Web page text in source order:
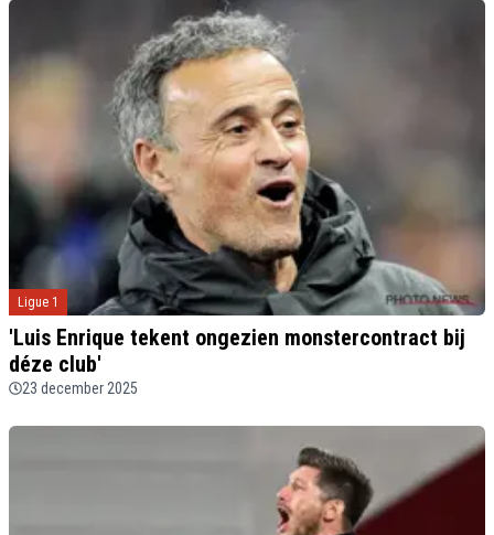
Ligue 1
'Luis Enrique tekent ongezien monstercontract bij
déze club'
23 december 2025